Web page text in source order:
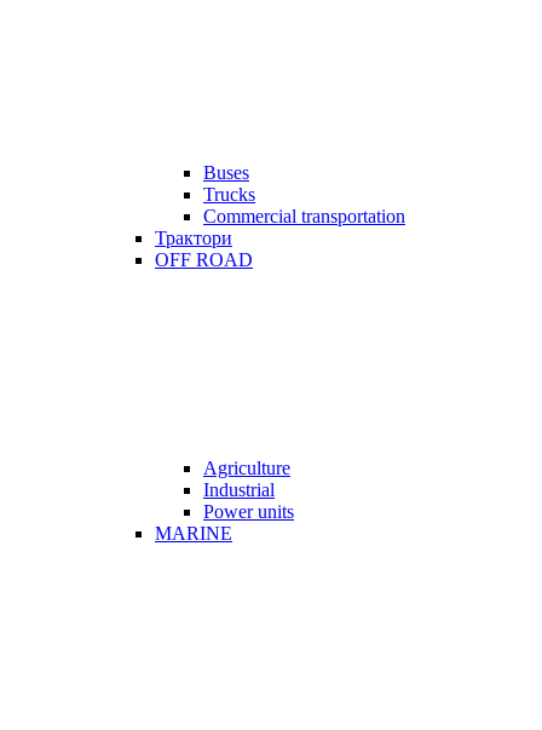
Buses
Trucks
Commercial transportation
Трактори
OFF ROAD
Agriculture
Industrial
Power units
MARINE